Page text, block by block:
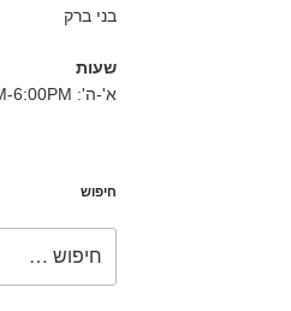
בני ברק
שעות
א'-ה': 8:30AM-6:00PM
חיפוש